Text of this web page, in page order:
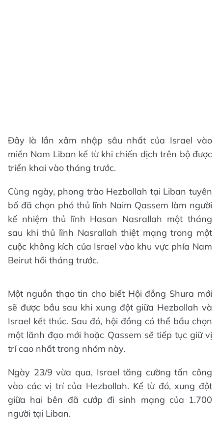
Đây là lần xâm nhập sâu nhất của Israel vào
miền Nam Liban kể từ khi chiến dịch trên bộ được
triển khai vào tháng trước.
Cùng ngày, phong trào Hezbollah tại Liban tuyên
bố đã chọn phó thủ lĩnh Naim Qassem làm người
kế nhiệm thủ lĩnh Hasan Nasrallah một tháng
sau khi thủ lĩnh Nasrallah thiệt mạng trong một
cuộc không kích của Israel vào khu vực phía Nam
Beirut hồi tháng trước.
Một nguồn thạo tin cho biết Hội đồng Shura mới
sẽ được bầu sau khi xung đột giữa Hezbollah và
Israel kết thúc. Sau đó, hội đồng có thể bầu chọn
một lãnh đạo mới hoặc Qassem sẽ tiếp tục giữ vị
trí cao nhất trong nhóm này.
Ngày 23/9 vừa qua, Israel tăng cường tấn công
vào các vị trí của Hezbollah. Kể từ đó, xung đột
giữa hai bên đã cướp đi sinh mạng của 1.700
người tại Liban.